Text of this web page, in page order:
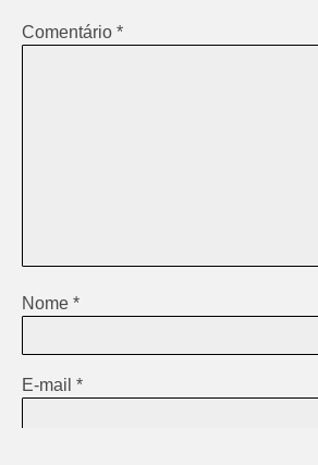
Comentário *
Nome *
E-mail *